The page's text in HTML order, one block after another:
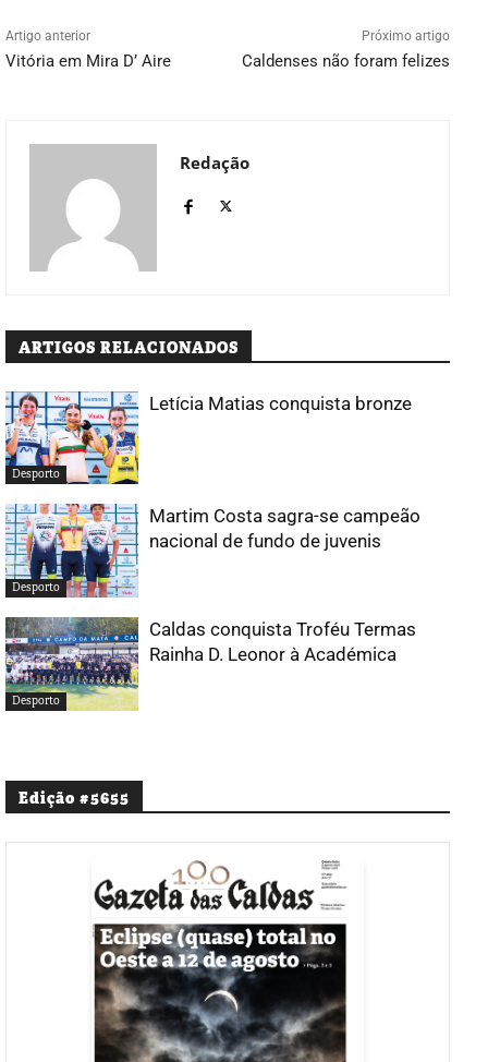
Artigo anterior
Vitória em Mira D’ Aire
Próximo artigo
Caldenses não foram felizes
Redação
ARTIGOS RELACIONADOS
Desporto
Letícia Matias conquista bronze
Desporto
Martim Costa sagra-se campeão
nacional de fundo de juvenis
Desporto
Caldas conquista Troféu Termas
Rainha D. Leonor à Académica
Edição #5655